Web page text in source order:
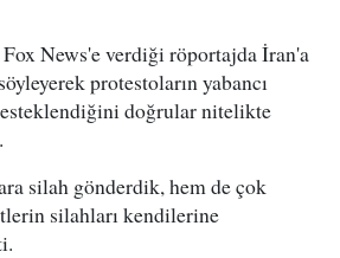
Fox News'e verdiği röportajda İran'a
protestoların yabancı
doğrular nitelikte
silah gönderdik, hem de çok
silahları kendilerine